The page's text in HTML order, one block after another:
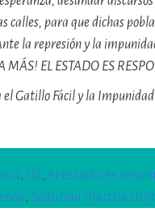
calles, para que dichas
la represión y la
EL ESTADO ES
el Gatillo Fácil y la Impunidad
, D2, el estado es
, Segunda marcha